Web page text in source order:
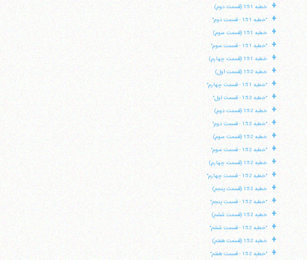
+ خطبه 151 (قسمت دوم)
+ "خطبه 151 - قسمت دوم"
+ خطبه 151 (قسمت سوم)
+ "خطبه 151 - قسمت سوم"
+ خطبه 151 (قسمت چهارم)
+ خطبه 152 (قسمت اول)
+ "خطبه 151 - قسمت چهارم"
+ "خطبه 152 - قسمت اول"
+ خطبه 152 (قسمت دوم)
+ "خطبه 152 - قسمت دوم"
+ خطبه 152 (قسمت سوم)
+ "خطبه 152 - قسمت سوم"
+ خطبه 152 (قسمت چهارم)
+ "خطبه 152 - قسمت چهارم"
+ خطبه 152 (قسمت پنجم)
+ "خطبه 152 - قسمت پنجم"
+ خطبه 152 (قسمت ششم)
+ "خطبه 152 - قسمت ششم"
+ خطبه 152 (قسمت هفتم)
+ "خطبه 152 - قسمت هفتم"